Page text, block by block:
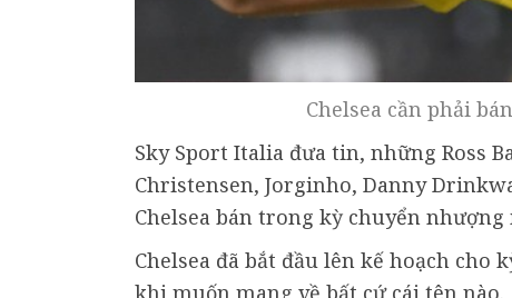
Chelsea cần phải
Sky Sport Italia đưa tin, những Ross
Christensen, Jorginho, Danny
Chelsea bán trong kỳ chuyển nhượng
Chelsea đã bắt đầu lên kế hoạch cho